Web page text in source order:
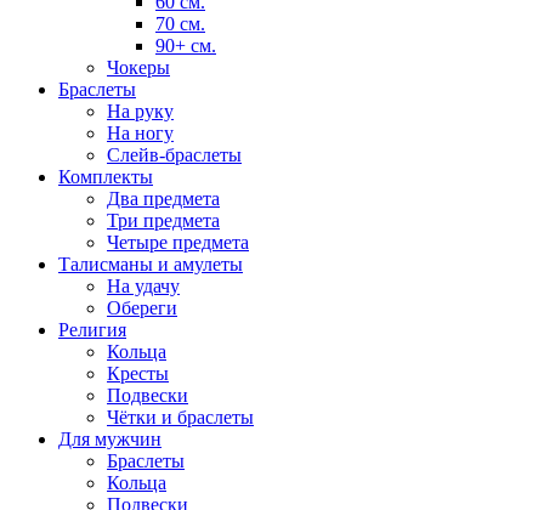
70 см.
90+ см.
Чокеры
Браслеты
На руку
На ногу
Слейв-браслеты
Комплекты
Два предмета
Три предмета
Четыре предмета
Талисманы и амулеты
На удачу
Обереги
Религия
Кольца
Кресты
Подвески
Чётки и браслеты
Для мужчин
Браслеты
Кольца
Подвески